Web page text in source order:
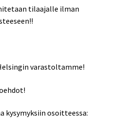
tilaajalle ilman
varastoltamme!
kysymyksiin osoitteessa: